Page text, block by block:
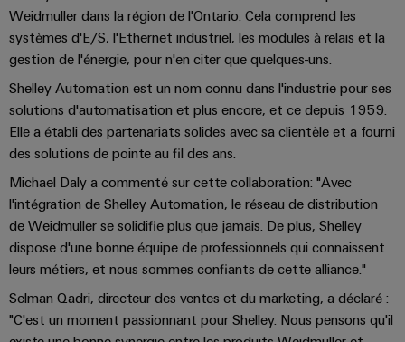
être
expérimentées.
Infrastructure
bâtiment
Solutions
pour
les
spécifiques
de
la
construction
d'infrastructures
Construction
d'armoire
Des
de
raccordement
PUSH-
ALL
SERVICES
Microréseaux
DC
u-
OS
edge
computing
industrielle
Blocs
de
jonction
enfichables
pour
circuit
imprimé
et
connecteurs
pour
circuit
imprimé
Systèmes
industrie. Nos
pour la
connectivité
industrielle.
Nouveautés
produits
raccordement
pratique pour
industrie. Nos
pour la
connectivité
de
câbles
spécifiques
Service
de
livraison
rapide
Services
de
conseil
et
d’ingénierie
Ventes
des
ventes
Canada
Sales
Representatives
Events
&
Promotions
Weidmüller
Canada
at
Smart
Cabinet
Building
IT/OT
Convergence
Foundations
Power
Management
Solutions
Industrial
Cybersecurity
Société
Weidmüller
Faits
et
chiffres
Durabilité
Académie
de
Weidmüller
Conformité
Sites
Informations
Weidmuller dans la région de l'Ontario. Cela comprend les
systèmes d'E/S, l'Ethernet industriel, les modules à relais et la
gestion de l'énergie, pour n'en citer que quelques-uns.
Shelley Automation est un nom connu dans l'industrie pour ses
solutions d'automatisation et plus encore, et ce depuis 1959.
Elle a établi des partenariats solides avec sa clientèle et a fourni
des solutions de pointe au fil des ans.
Michael Daly a commenté sur cette collaboration: "Avec
l'intégration de Shelley Automation, le réseau de distribution
de Weidmuller se solidifie plus que jamais. De plus, Shelley
dispose d'une bonne équipe de professionnels qui connaissent
leurs métiers, et nous sommes confiants de cette alliance."
Selman Qadri, directeur des ventes et du marketing, a déclaré :
"C'est un moment passionnant pour Shelley. Nous pensons qu'il